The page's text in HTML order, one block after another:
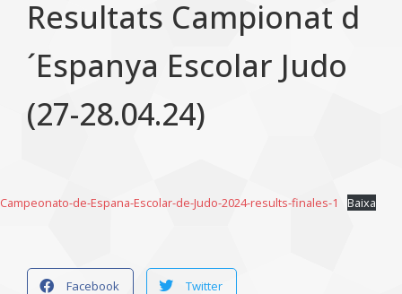
Resultats Campionat d
´Espanya Escolar Judo
(27-28.04.24)
Campeonato-de-Espana-Escolar-de-Judo-2024-results-finales-1 Baixa
Facebook Twitter